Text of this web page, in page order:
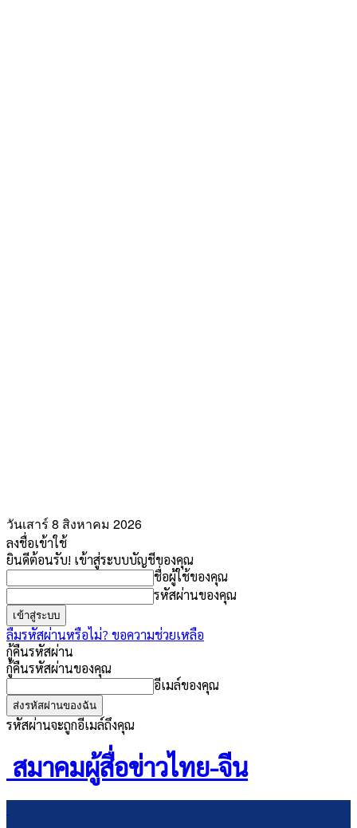
วันเสาร์ 8 สิงหาคม 2026
ลงชื่อเข้าใช้
ยินดีต้อนรับ! เข้าสู่ระบบบัญชีของคุณ
ชื่อผู้ใช้ของคุณ
รหัสผ่านของคุณ
ลืมรหัสผ่านหรือไม่? ขอความช่วยเหลือ
กู้คืนรหัสผ่าน
กู้คืนรหัสผ่านของคุณ
อีเมล์ของคุณ
รหัสผ่านจะถูกอีเมล์ถึงคุณ
สมาคมผู้สื่อข่าวไทย-จีน